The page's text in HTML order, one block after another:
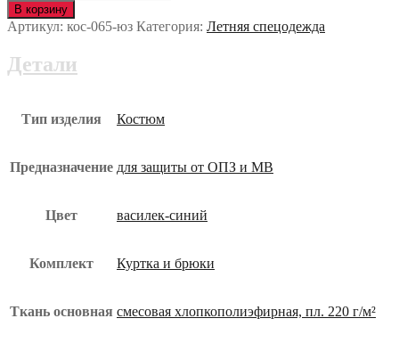
Костюм
КМ-10
ЛЮКС
юз
В корзину
Артикул: кос-065-юз Категория: Летняя спецодежда
Детали
Тип изделия Костюм
Предназначение для защиты от ОПЗ и МВ
Цвет василек-синий
Комплект Куртка и брюки
Ткань основная смесовая хлопкополиэфирная, пл. 220 г/м²